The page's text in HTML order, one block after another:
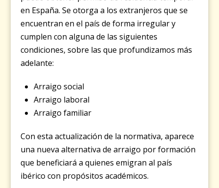
en España. Se otorga a los extranjeros que se
encuentran en el país de forma irregular y
cumplen con alguna de las siguientes
condiciones, sobre las que profundizamos más
adelante:
Arraigo social
Arraigo laboral
Arraigo familiar
Con esta actualización de la normativa, aparece
una nueva alternativa de arraigo por formación
que beneficiará a quienes emigran al país
ibérico con propósitos académicos.